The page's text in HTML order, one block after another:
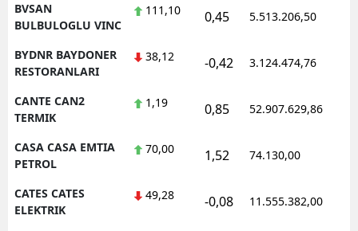
BVSAN
BULBULOGLU VINC
111,10 0,45 5.513.206,50
BYDNR BAYDONER
RESTORANLARI
38,12 -0,42 3.124.474,76
CANTE CAN2
TERMIK
1,19 0,85 52.907.629,86
CASA CASA EMTIA
PETROL
70,00 1,52 74.130,00
CATES CATES
ELEKTRIK
49,28 -0,08 11.555.382,00